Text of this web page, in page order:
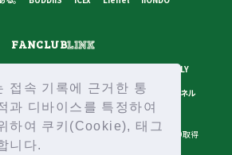
접속 기록에 근거한 통
과 디바이스를 특정하여
하여 쿠키(Cookie), 태그
니다.
FANCLUBLINK
ONE N' ONLY
BUDDiiS ICEx Lienel スターダストチャンネル
ご利用規約 推奨環境 ヘルプ・お問い合わせ
ID取得